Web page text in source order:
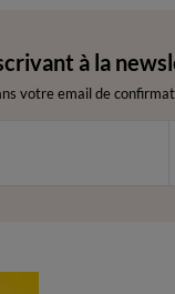
à la
votre email de